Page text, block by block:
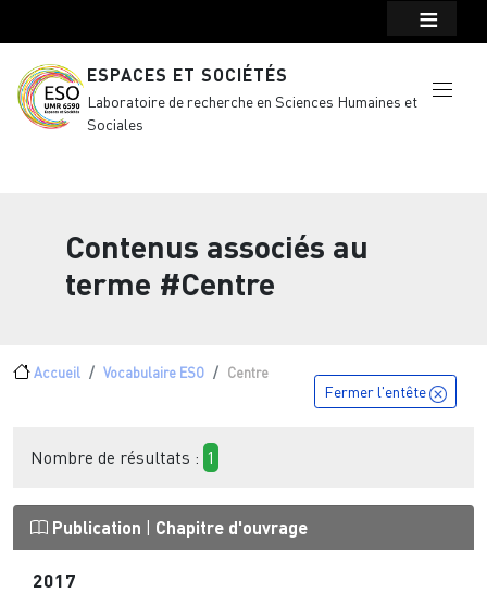
ESPACES ET SOCIÉTÉS
Laboratoire de recherche en Sciences Humaines et
Sociales
Contenus associés au
terme #Centre
Fil d'Ariane
Accueil Vocabulaire ESO Centre
Fermer l'entête
Nombre de résultats : 1
Publication Chapitre d'ouvrage
2017